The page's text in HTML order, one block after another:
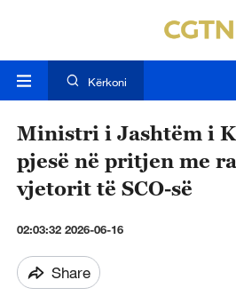
Kërkoni
Ministri i Jashtëm i
pjesë në pritjen me
vjetorit të SCO-së
02:03:32 2026-06-16
Share